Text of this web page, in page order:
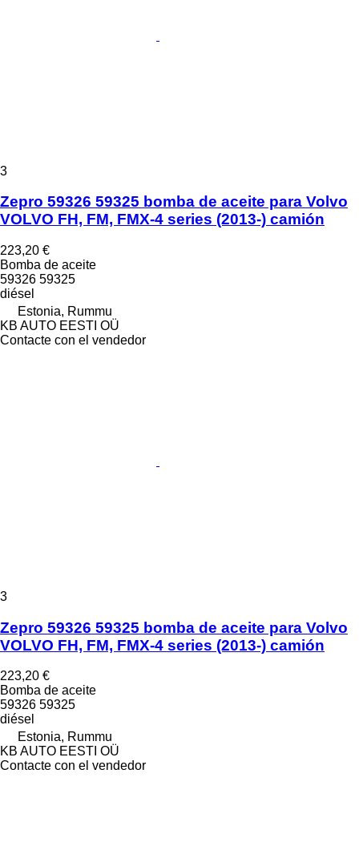
3
Zepro 59326 59325 bomba de aceite para Volvo
VOLVO FH, FM, FMX-4 series (2013-) camión
223,20 €
Bomba de aceite
59326 59325
diésel
Estonia, Rummu
KB AUTO EESTI OÜ
Contacte con el vendedor
3
Zepro 59326 59325 bomba de aceite para Volvo
VOLVO FH, FM, FMX-4 series (2013-) camión
223,20 €
Bomba de aceite
59326 59325
diésel
Estonia, Rummu
KB AUTO EESTI OÜ
Contacte con el vendedor